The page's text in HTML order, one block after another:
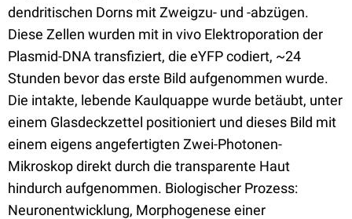
dendritischen Dorns mit Zweigzu- und -abzügen.
Diese Zellen wurden mit in vivo Elektroporation der
Plasmid-DNA transfiziert, die eYFP codiert, ~24
Stunden bevor das erste Bild aufgenommen wurde.
Die intakte, lebende Kaulquappe wurde betäubt, unter
einem Glasdeckzettel positioniert und dieses Bild mit
einem eigens angefertigten Zwei-Photonen-
Mikroskop direkt durch die transparente Haut
hindurch aufgenommen. Biologischer Prozess:
Neuronentwicklung, Morphogenese einer